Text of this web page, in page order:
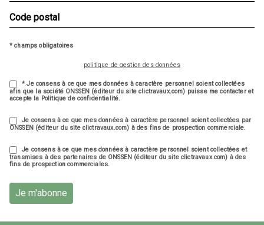
* champs obligatoires
politique de gestion des données
* Je consens à ce que mes données à caractère personnel soient collectées
afin que la société ONSSEN (éditeur du site clictravaux.com) puisse me contacter et
accepte la Politique de confidentialité.
Je consens à ce que mes données à caractère personnel soient collectées par
ONSSEN (éditeur du site clictravaux.com) à des fins de prospection commerciale.
Je consens à ce que mes données à caractère personnel soient collectées et
transmises à des partenaires de ONSSEN (éditeur du site clictravaux.com) à des
fins de prospection commerciales.
Je m'abonne